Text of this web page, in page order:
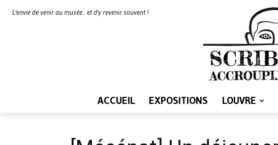
L'envie de venir au musée... et d'y revenir souvent !
ACCUEIL EXPOSITIONS LOUVRE